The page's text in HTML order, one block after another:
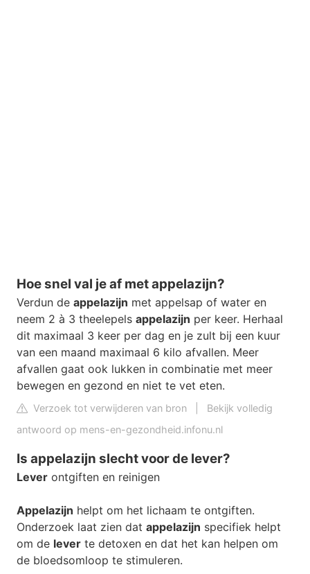
Hoe snel val je af met appelazijn?
Verdun de appelazijn met appelsap of water en
neem 2 à 3 theelepels appelazijn per keer. Herhaal
dit maximaal 3 keer per dag en je zult bij een kuur
van een maand maximaal 6 kilo afvallen. Meer
afvallen gaat ook lukken in combinatie met meer
bewegen en gezond en niet te vet eten.
Verzoek tot verwijderen van bron
Bekijk volledig
antwoord op mens-en-gezondheid.infonu.nl
Is appelazijn slecht voor de lever?
Lever ontgiften en reinigen
Appelazijn helpt om het lichaam te ontgiften.
Onderzoek laat zien dat appelazijn specifiek helpt
om de lever te detoxen en dat het kan helpen om
de bloedsomloop te stimuleren.